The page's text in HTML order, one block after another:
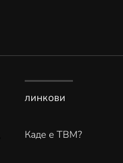
ЛИНКОВИ
Каде е ТВМ?